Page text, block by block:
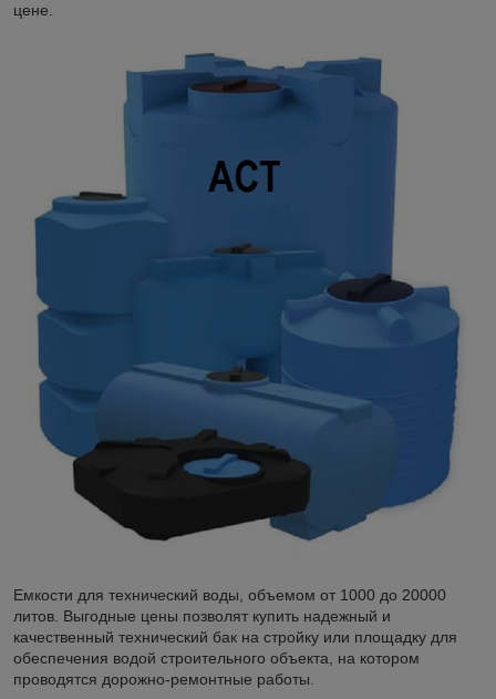
цене.
Емкости для технический воды, объемом от 1000 до 20000
литов. Выгодные цены позволят купить надежный и
качественный технический бак на стройку или площадку для
обеспечения водой строительного объекта, на котором
проводятся дорожно-ремонтные работы.